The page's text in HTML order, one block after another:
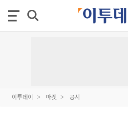
이투데이 마켓 공시